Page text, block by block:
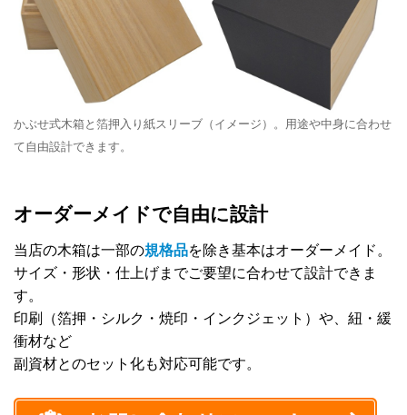
かぶせ式木箱と箔押入り紙スリーブ（イメージ）。用途や中身に合わせ
て自由設計できます。
オーダーメイドで自由に設計
当店の木箱は一部の規格品を除き基本はオーダーメイド。
サイズ・形状・仕上げまでご要望に合わせて設計できま
す。
印刷（箔押・シルク・焼印・インクジェット）や、紐・緩
衝材など
副資材とのセット化も対応可能です。